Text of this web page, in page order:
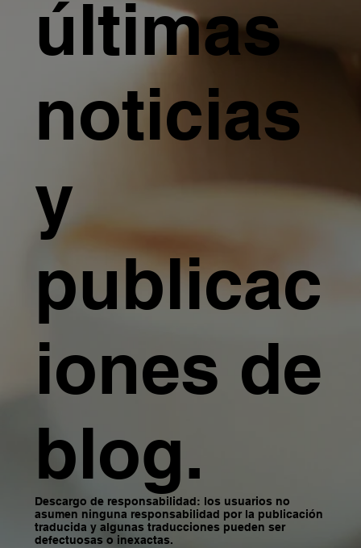
últimas
noticias
y
publicac
iones de
blog.
Descargo de responsabilidad: los usuarios no
asumen ninguna responsabilidad por la publicación
traducida y algunas traducciones pueden ser
defectuosas o inexactas.